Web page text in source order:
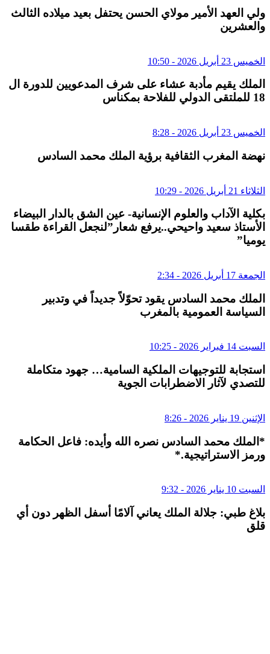
ولي العهد الأمير مولاي الحسن يحتفل بعيد ميلاده الثالث
والعشرين
الخميس 23 أبريل 2026 - 10:50
الملك يقيم مأدبة عشاء على شرف المدعويين للدورة ال
18 للملتقى الدولي للفلاحة بمكناس
الخميس 23 أبريل 2026 - 8:28
نهضة المغرب الثقافية برؤية الملك محمد السادس
الثلاثاء 21 أبريل 2026 - 10:29
بكلية الآداب والعلوم الإنسانية- عين الشق بالدار البيضاء
الأستاذ سعيد واحيحي..يرفع شعار”لنجعل القراءة طقسا
يوميا”
الجمعة 17 أبريل 2026 - 2:34
الملك محمد السادس يقود تحوّلاً جديداً في وتدبير
السياسة العمومية بالمغرب
السبت 14 فبراير 2026 - 10:25
استجابة للتوجيهات الملكية السامية… جهود متكاملة
للتصدي لآثار الاضطرابات الجوية
الإثنين 19 يناير 2026 - 8:26
*الملك محمد السادس نصره الله وأيده: فاعل الحكامة
ورمز الاستراتيجية.*
السبت 10 يناير 2026 - 9:32
بلاغ طبي: جلالة الملك يعاني آلامًا أسفل الظهر دون أي
قلق